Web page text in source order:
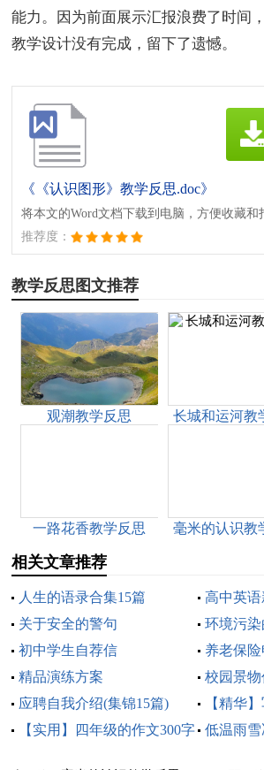
能力。因为前面展示汇报浪费了时间
教学设计没有完成，留下了遗憾。
《《认识图形》教学反思.doc》
将本文的Word文档下载到电脑，方便收藏和
推荐度：
教学反思图文推荐
观潮教学反思 长城和运河教
一路花香教学反思 毫米的认识教
相关文章推荐
人生的语录合集15篇
高中英
会
关于安全的警句
环境污
初中学生自荐信
养老保
精品演练方案
校园景
应聘自我介绍(集锦15篇)
【精华
【实用】四年级的作文300字
低温雨